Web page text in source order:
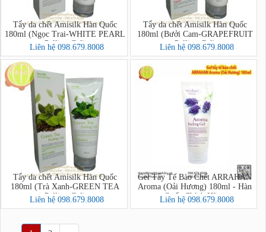
Tẩy da chết Amisilk Hàn Quốc
180ml (Ngọc Trai-WHITE PEARL
Pelling Gel)
Liên hệ 098.679.8008
Tẩy da chết Amisilk Hàn Quốc
180ml (Bưởi Cam-GRAPEFRUIT
Pelling Gel)
Liên hệ 098.679.8008
Tẩy da chết Amisilk Hàn Quốc
180ml (Trà Xanh-GREEN TEA
Pelling Gel)
Liên hệ 098.679.8008
Gel Tẩy Tế Bào Chết ARRAHAN
Aroma (Oải Hương) 180ml - Hàn
Quốc Chính Hãng
Liên hệ 098.679.8008